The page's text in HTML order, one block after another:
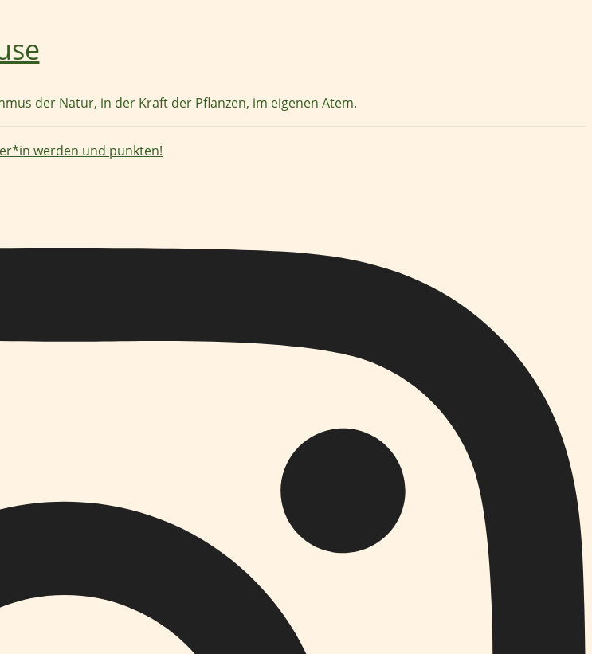
der Natur, in der Kraft der Pflanzen, im eigenen Atem.
werden und punkten!